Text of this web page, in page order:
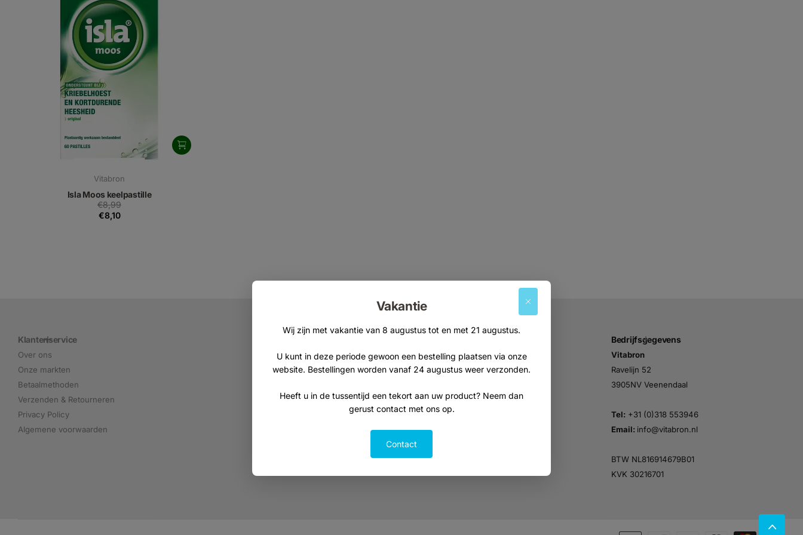
Vakantie
Wij zijn met vakantie van 8 augustus tot en met 21 augustus.
U kunt in deze periode gewoon een bestelling plaatsen via onze
website. Bestellingen worden vanaf 24 augustus weer verzonden.
Heeft u in de tussentijd een tekort aan uw product? Neem dan
gerust contact met ons op.
Contact
Vitabron
Isla Moos keelpastille
€8,99
€8,10
Klantenservice
Over ons
Onze markten
Betaalmethoden
Verzenden & Retourneren
Privacy Policy
Algemene voorwaarden
Vitamines & Supplementen
Natuurvoeding
Kruiden & specerijen
Persoonlijke Verzorging
Bedrijfsgegevens
Vitabron
Ravelijn 52
3905NV Veenendaal
Tel: +31 (0)318 553946
Email: info@vitabron.nl
BTW NL816914679B01
KVK 30216701